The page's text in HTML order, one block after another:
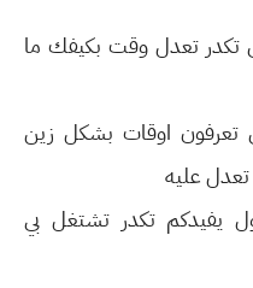
تكدر تعدل وقت بكيفك ما
اوقات بشكل زين
عليه
يفيدكم تكدر تشتغل بي